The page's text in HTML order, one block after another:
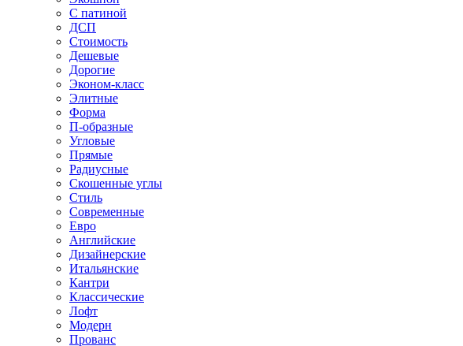
С патиной
ДСП
Стоимость
Дешевые
Дорогие
Эконом-класс
Элитные
Форма
П-образные
Угловые
Прямые
Радиусные
Скошенные углы
Стиль
Современные
Евро
Английские
Дизайнерские
Итальянские
Кантри
Классические
Лофт
Модерн
Прованс